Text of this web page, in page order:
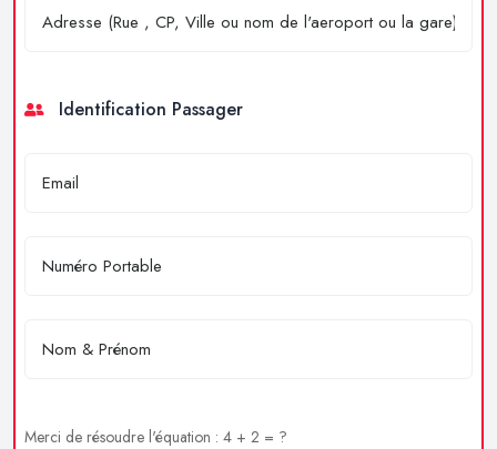
Identification Passager
Merci de résoudre l'équation : 4 + 2 = ?